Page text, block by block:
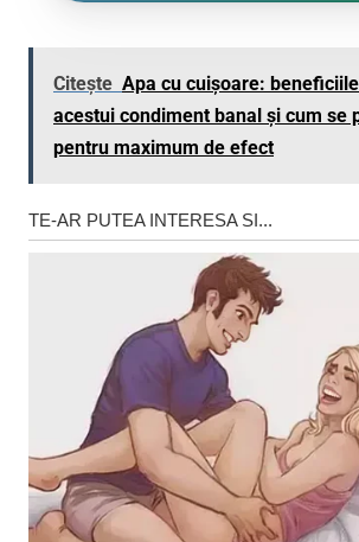
Citește Apa cu cuișoare:
acestui condiment banal și cum se
pentru maximum de efect